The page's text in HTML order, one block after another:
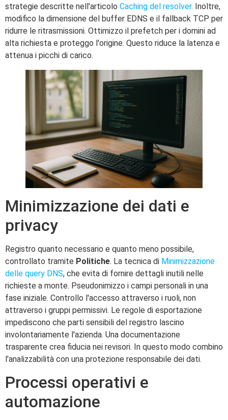
strategie descritte nell'articolo Caching del resolver. Inoltre,
modifico la dimensione del buffer EDNS e il fallback TCP per
ridurre le ritrasmissioni. Ottimizzo il prefetch per i domini ad
alta richiesta e proteggo l'origine. Questo riduce la latenza e
attenua i picchi di carico.
Minimizzazione dei dati e
privacy
Registro quanto necessario e quanto meno possibile,
controllato tramite Politiche. La tecnica di Minimizzazione
delle query DNS, che evita di fornire dettagli inutili nelle
richieste a monte. Pseudonimizzo i campi personali in una
fase iniziale. Controllo l'accesso attraverso i ruoli, non
attraverso i gruppi permissivi. Le regole di esportazione
impediscono che parti sensibili del registro lascino
involontariamente l'azienda. Una documentazione
trasparente crea fiducia nei revisori. In questo modo combino
l'analizzabilità con una protezione responsabile dei dati.
Processi operativi e
automazione